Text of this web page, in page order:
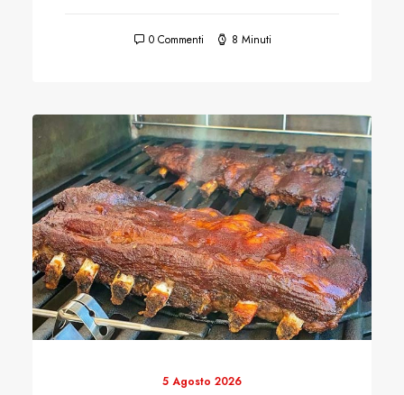
0 Commenti 8 Minuti
5 Agosto 2026